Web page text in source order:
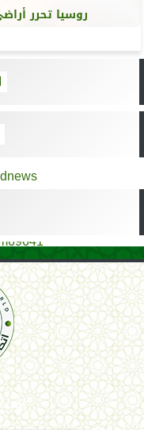
روسيا تحرر